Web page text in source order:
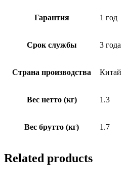
Гарантия 1 год
Срок службы 3 года
Страна производства Китай
Вес нетто (кг) 1.3
Вес брутто (кг) 1.7
Related products